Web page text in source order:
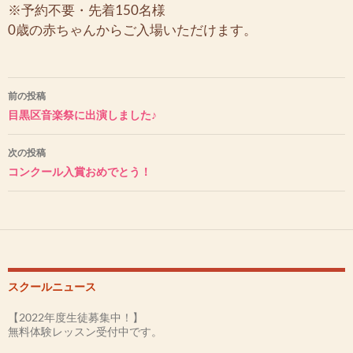
※予約不要・先着150名様
0歳の赤ちゃんからご入場いただけます。
投
稿
ナ
ビ
ゲ
ー
ョ
前の投稿
目黒区音楽祭に出演しました♪
次の投稿
コンクール入賞おめでとう！
スクールニュース
【2022年度生徒募集中！】
無料体験レッスン受付中です。